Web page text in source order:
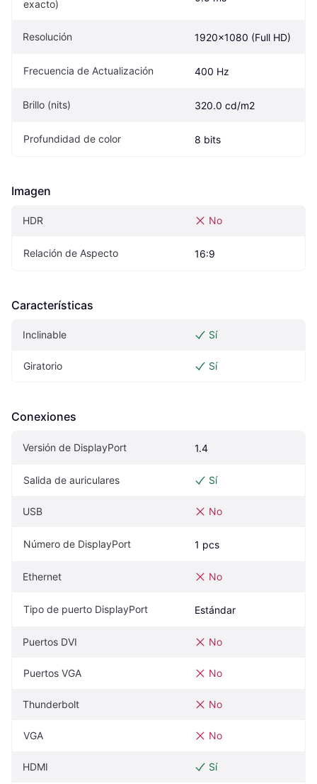
exacto)
Resolución 1920x1080 (Full HD)
Frecuencia de Actualización 400 Hz
Brillo (nits) 320.0 cd/m2
Profundidad de color 8 bits
Imagen
HDR No
Relación de Aspecto 16:9
Características
Inclinable Sí
Giratorio Sí
Conexiones
Versión de DisplayPort 1.4
Salida de auriculares Sí
USB No
Número de DisplayPort 1 pcs
Ethernet No
Tipo de puerto DisplayPort Estándar
Puertos DVI No
Puertos VGA No
Thunderbolt No
VGA No
HDMI Sí